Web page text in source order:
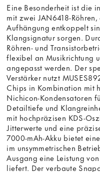
Eine Besonderheit ist die
mit zwei JAN6418-
Aufhängung entkoppelt
Klangsignatur sorgen.
Röhren- und
flexibel an Musikrichtung
angepasst werden. Der
Verstärker nutzt
Chips in Kombination mit
Nichicon-Kondensatoren
Detailtiefe und
mit hochpräzisen KDS-
Jitterwerte und eine
7000-mAh-Akku bietet
im unsymmetrischen
Ausgang eine Leistung
liefert. Der verbaute